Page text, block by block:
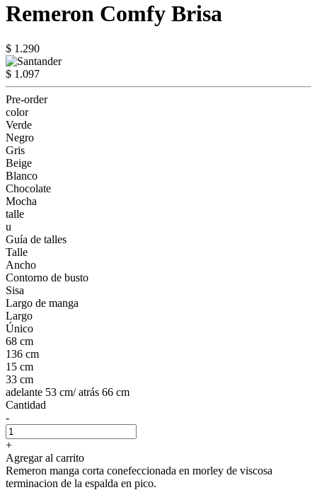
Remeron Comfy Brisa
$ 1.290
$ 1.097
Pre-order
color
Verde
Negro
Gris
Beige
Blanco
Chocolate
Mocha
talle
u
Guía de talles
Talle
Ancho
Contorno de busto
Sisa
Largo de manga
Largo
Único
68 cm
136 cm
15 cm
33 cm
adelante 53 cm/ atrás 66 cm
Cantidad
-
+
Agregar al carrito
Remeron manga corta conefeccionada en morley de viscosa
terminacion de la espalda en pico.